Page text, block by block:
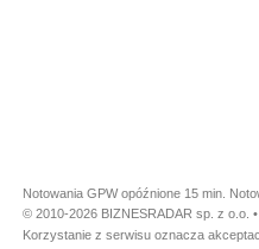
Notowania GPW opóźnione 15 min.
© 2010-2026 BIZNESRADAR sp. z o.o.
Korzystanie z serwisu oznacza